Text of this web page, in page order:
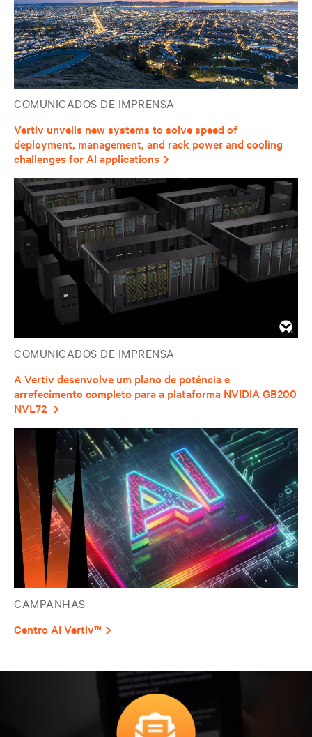
COMUNICADOS DE IMPRENSA
Vertiv unveils new systems to solve speed of
deployment, management, and rack power and cooling
challenges for AI applications
COMUNICADOS DE IMPRENSA
A Vertiv desenvolve um plano de potência e
arrefecimento completo para a plataforma NVIDIA GB200
NVL72
CAMPANHAS
Centro AI Vertiv™